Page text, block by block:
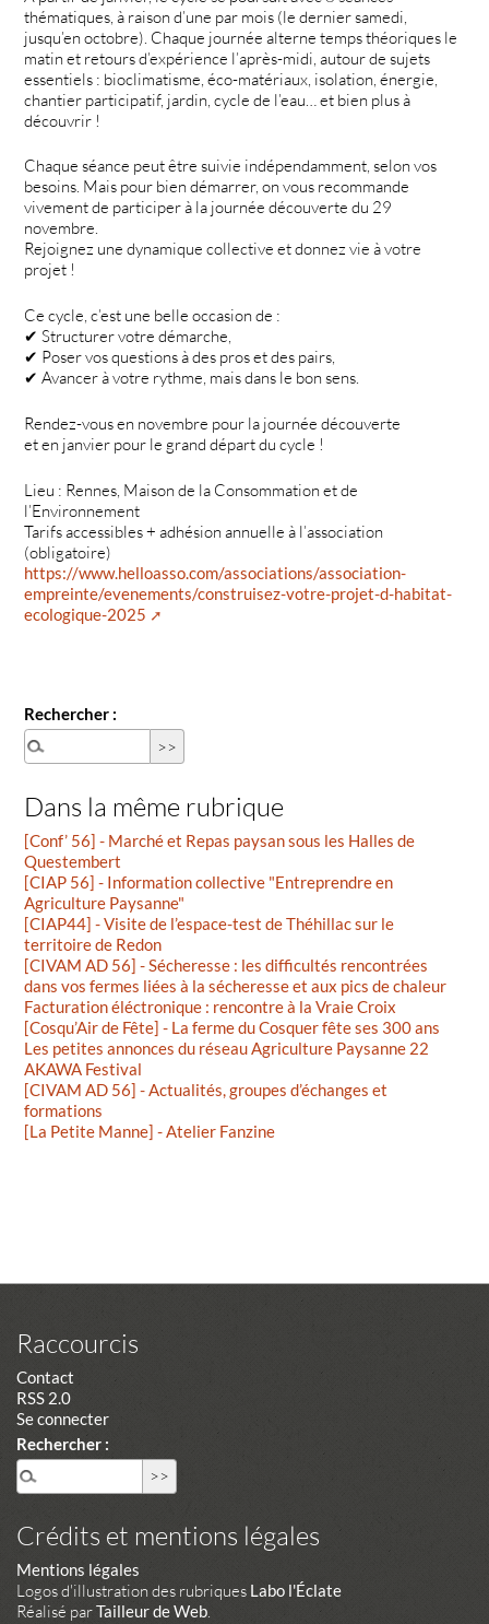
thématiques, à raison d’une par mois (le dernier samedi,
jusqu’en octobre). Chaque journée alterne temps théoriques le
matin et retours d’expérience l’après-midi, autour de sujets
essentiels : bioclimatisme, éco-matériaux, isolation, énergie,
chantier participatif, jardin, cycle de l’eau… et bien plus à
découvrir !
Chaque séance peut être suivie indépendamment, selon vos
besoins. Mais pour bien démarrer, on vous recommande
vivement de participer à la journée découverte du 29
novembre.
Rejoignez une dynamique collective et donnez vie à votre
projet !
Ce cycle, c’est une belle occasion de :
✔ Structurer votre démarche,
✔ Poser vos questions à des pros et des pairs,
✔ Avancer à votre rythme, mais dans le bon sens.
Rendez-vous en novembre pour la journée découverte
et en janvier pour le grand départ du cycle !
Lieu : Rennes, Maison de la Consommation et de
l’Environnement
Tarifs accessibles + adhésion annuelle à l’association
(obligatoire)
https://www.helloasso.com/associations/association-
empreinte/evenements/construisez-votre-projet-d-habitat-
ecologique-2025
Rechercher :
Dans la même rubrique
[Conf’ 56] - Marché et Repas paysan sous les Halles de
Questembert
[CIAP 56] - Information collective "Entreprendre en
Agriculture Paysanne"
[CIAP44] - Visite de l’espace-test de Théhillac sur le
territoire de Redon
[CIVAM AD 56] - Sécheresse : les difficultés rencontrées
dans vos fermes liées à la sécheresse et aux pics de chaleur
Facturation éléctronique : rencontre à la Vraie Croix
[Cosqu’Air de Fête] - La ferme du Cosquer fête ses 300 ans
Les petites annonces du réseau Agriculture Paysanne 22
AKAWA Festival
[CIVAM AD 56] - Actualités, groupes d’échanges et
formations
[La Petite Manne] - Atelier Fanzine
Raccourcis
Contact
RSS 2.0
Se connecter
Rechercher :
Crédits et mentions légales
Mentions légales
Logos d'illustration des rubriques Labo l'Éclate
Réalisé parTailleur de Web.